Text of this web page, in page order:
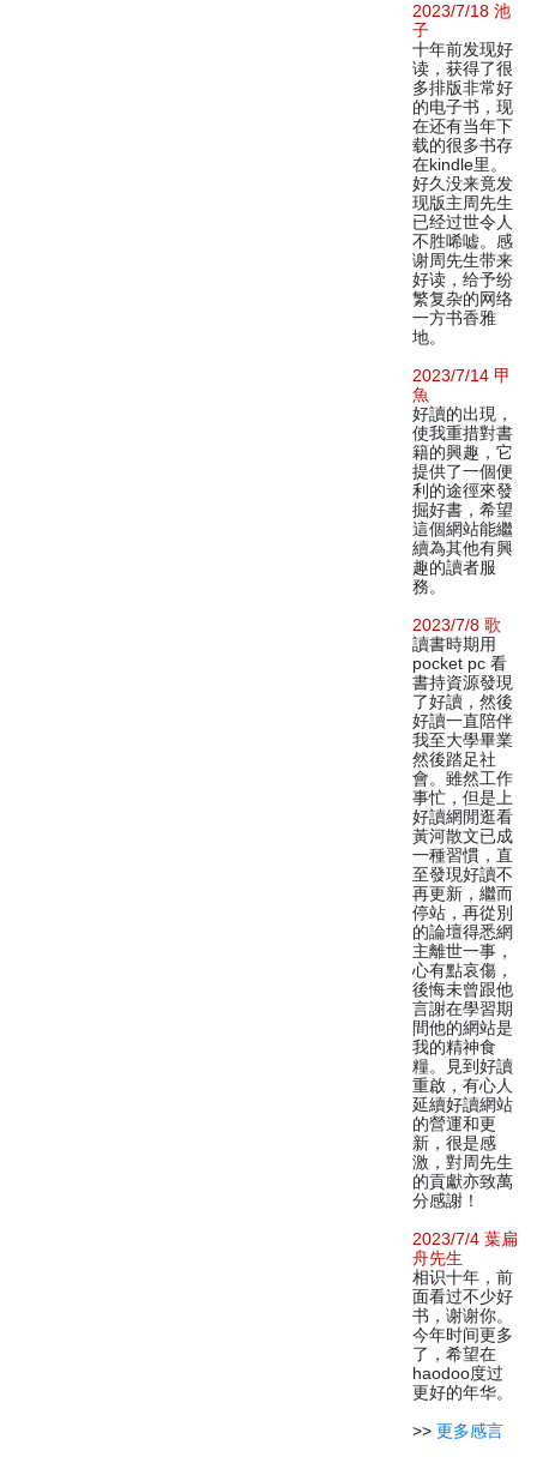
2023/7/18 池
子
十年前发现好
读，获得了很
多排版非常好
的电子书，现
在还有当年下
载的很多书存
在kindle里。
好久没来竟发
现版主周先生
已经过世令人
不胜唏嘘。感
谢周先生带来
好读，给予纷
繁复杂的网络
一方书香雅
地。
2023/7/14 甲
魚
好讀的出現，
使我重措對書
籍的興趣，它
提供了一個便
利的途徑來發
掘好書，希望
這個網站能繼
續為其他有興
趣的讀者服
務。
2023/7/8 歌
讀書時期用
pocket pc 看
書持資源發現
了好讀，然後
好讀一直陪伴
我至大學畢業
然後踏足社
會。雖然工作
事忙，但是上
好讀網閒逛看
黃河散文已成
一種習慣，直
至發現好讀不
再更新，繼而
停站，再從別
的論壇得悉網
主離世一事，
心有點哀傷，
後悔未曾跟他
言謝在學習期
間他的網站是
我的精神食
糧。見到好讀
重啟，有心人
延續好讀網站
的營運和更
新，很是感
激，對周先生
的貢獻亦致萬
分感謝！
2023/7/4 葉扁
舟先生
相识十年，前
面看过不少好
书，谢谢你。
今年时间更多
了，希望在
haodoo度过
更好的年华。
>> 更多感言